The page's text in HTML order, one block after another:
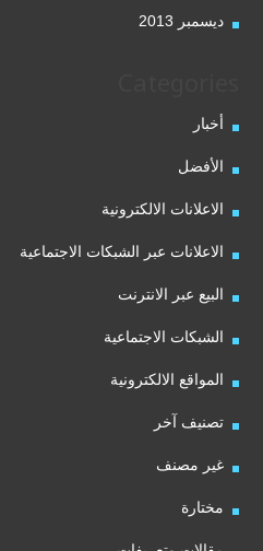
ديسمبر 2013
أخبار
الأفضل
الاعلانات الالكترونية
الاعلانات عبر الشبكات الاجتماعية
البيع عبر الانترنت
الشبكات الاجتماعية
المواقع الالكترونية
تصنيف آخر
غير مصنف
مختارة